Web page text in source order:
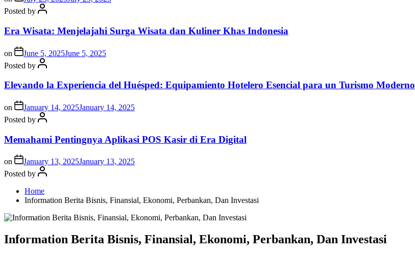
Posted by
Era Wisata: Menjelajahi Surga Wisata dan Kuliner Khas Indonesia
on June 5, 2025June 5, 2025
Posted by
Elevando la Experiencia del Huésped: Equipamiento Hotelero Esencial para un Turismo Moderno
on January 14, 2025January 14, 2025
Posted by
Memahami Pentingnya Aplikasi POS Kasir di Era Digital
on January 13, 2025January 13, 2025
Posted by
Home
Information Berita Bisnis, Finansial, Ekonomi, Perbankan, Dan Investasi
Information Berita Bisnis, Finansial, Ekonomi, Perbankan, Dan Investasi